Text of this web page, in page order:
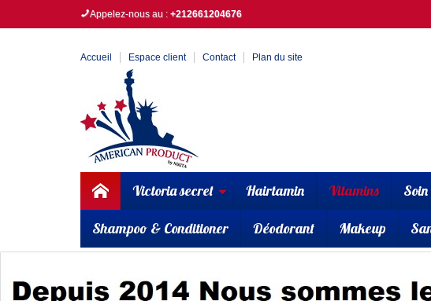
Appelez-nous au : +212661204676
Accueil Espace client Contact Plan du site
Victoria secret Hairtamin Vitamins
Shampoo & Conditioner Déodorant Makeup